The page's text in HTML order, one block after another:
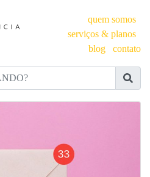
quem somos
serviços & planos
blog
contato